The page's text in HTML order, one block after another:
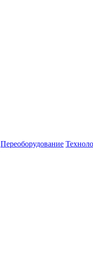
Переоборудование